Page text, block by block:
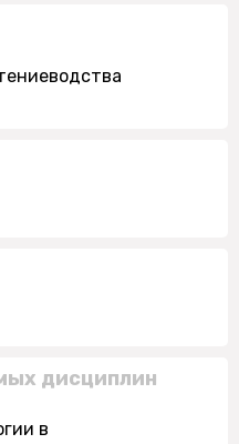
дисциплин
в